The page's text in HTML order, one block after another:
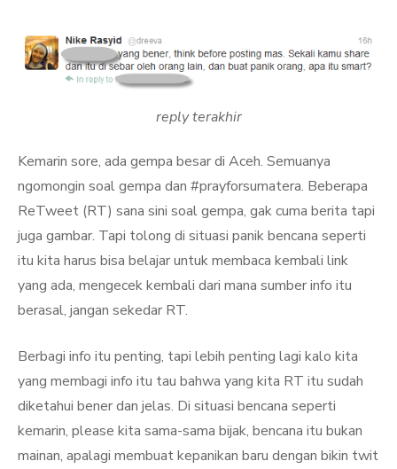
reply terakhir
Kemarin sore, ada gempa besar di Aceh. Semuanya
ngomongin soal gempa dan #prayforsumatera. Beberapa
ReTweet (RT) sana sini soal gempa, gak cuma berita tapi
juga gambar. Tapi tolong di situasi panik bencana seperti
itu kita harus bisa belajar untuk membaca kembali link
yang ada, mengecek kembali dari mana sumber info itu
berasal, jangan sekedar RT.
Berbagi info itu penting, tapi lebih penting lagi kalo kita
yang membagi info itu tau bahwa yang kita RT itu sudah
diketahui bener dan jelas. Di situasi bencana seperti
kemarin, please kita sama-sama bijak, bencana itu bukan
mainan, apalagi membuat kepanikan baru dengan bikin twit